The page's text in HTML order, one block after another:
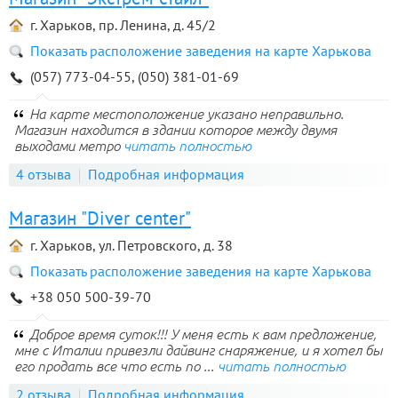
г. Харьков, пр. Ленина, д. 45/2
Показать расположение заведения на карте Харькова
(057) 773-04-55, (050) 381-01-69
На карте местоположение указано неправильно.
Магазин находится в здании которое между двумя
выходами метро читать полностью
4 отзыва Подробная информация
Магазин "Diver center"
г. Харьков, ул. Петровского, д. 38
Показать расположение заведения на карте Харькова
+38 050 500-39-70
Доброе время суток!!! У меня есть к вам предложение,
мне с Италии привезли дайвинг снаряжение, и я хотел бы
его продать все что есть по ... читать полностью
2 отзыва Подробная информация